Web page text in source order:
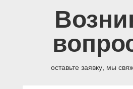
оставьте заявку, мы